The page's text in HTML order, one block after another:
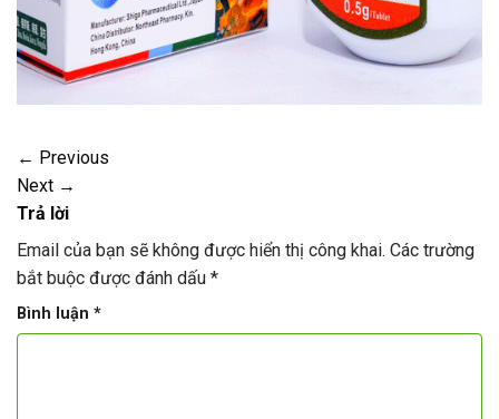
← Previous
Next →
Trả lời
Email của bạn sẽ không được hiển thị công khai. Các trường
bắt buộc được đánh dấu *
Bình luận *